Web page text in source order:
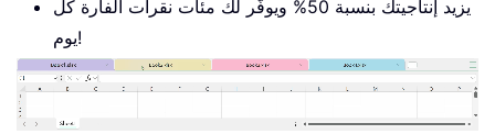
يزيد إنتاجيتك بنسبة 50% ويوفّر لك مئات نقرات الفأرة كل
يوم!